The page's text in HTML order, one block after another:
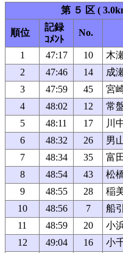
第 ５ 区 (
順位
記録
ｺﾒﾝﾄ
No.
1 47:17 10 木
2
47:46 14 成
3
47:59 45 宮
4
48:02 12 常
5
48:11 17 川
6
48:32 26 男
7
48:34 35 富田
8
48:54 43 松
9
48:55 28 稲
10
48:56 7 船引
11
48:59 20 小
12
49:04 16 小